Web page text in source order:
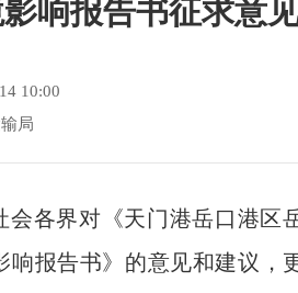
响报告书征求意
10:00
局
会各界对《天门港岳口港区
响报告书》的意见和建议，